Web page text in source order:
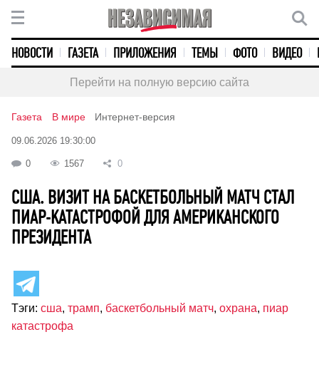
НОВОСТИ ГАЗЕТА ПРИЛОЖЕНИЯ ТЕМЫ ФОТО ВИДЕО
Перейти на полную версию сайта
Газета В мире Интернет-версия
09.06.2026 19:30:00
0 1567 0
США. ВИЗИТ НА БАСКЕТБОЛЬНЫЙ МАТЧ СТАЛ
ПИАР-КАТАСТРОФОЙ ДЛЯ АМЕРИКАНСКОГО
ПРЕЗИДЕНТА
Тэги: сша, трамп, баскетбольный матч, охрана, пиар
катастрофа